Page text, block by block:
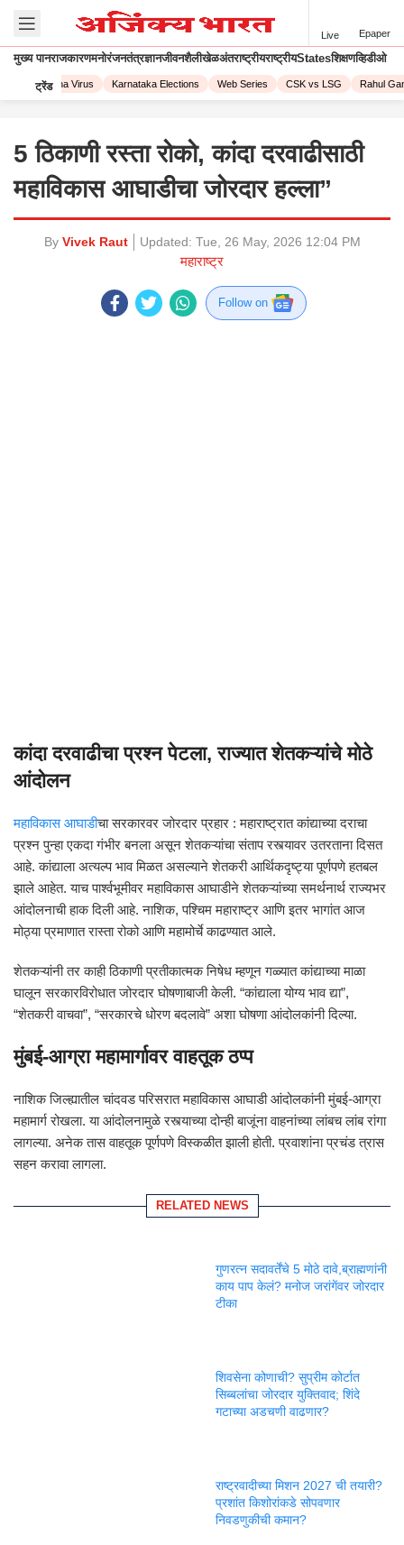
Live Epaper
मुख्य पानराजकारणमनोरंजनतंत्रज्ञानजीवनशैलीखेळअंतराष्ट्रीयराष्ट्रीयStatesशिक्षणव्हिडीओ
ट्रेंड
Corona Virus Karnataka Elections Web Series CSK vs LSG Rahul
5 ठिकाणी रस्ता रोको, कांदा दरवाढीसाठी
महाविकास आघाडीचा जोरदार हल्ला”
By Vivek Raut Updated: Tue, 26 May, 2026 12:04 PM
महाराष्ट्र
Follow on
कांदा दरवाढीचा प्रश्न पेटला, राज्यात शेतकऱ्यांचे मोठे
आंदोलन
महाविकास आघाडीचा सरकारवर जोरदार प्रहार : महाराष्ट्रात कांद्याच्या दराचा
प्रश्न पुन्हा एकदा गंभीर बनला असून शेतकऱ्यांचा संताप रस्त्यावर उतरताना दिसत
आहे. कांद्याला अत्यल्प भाव मिळत असल्याने शेतकरी आर्थिकदृष्ट्या पूर्णपणे हतबल
झाले आहेत. याच पार्श्वभूमीवर महाविकास आघाडीने शेतकऱ्यांच्या समर्थनार्थ राज्यभर
आंदोलनाची हाक दिली आहे. नाशिक, पश्चिम महाराष्ट्र आणि इतर भागांत आज
मोठ्या प्रमाणात रास्ता रोको आणि महामोर्चे काढण्यात आले.
शेतकऱ्यांनी तर काही ठिकाणी प्रतीकात्मक निषेध म्हणून गळ्यात कांद्याच्या माळा
घालून सरकारविरोधात जोरदार घोषणाबाजी केली. “कांद्याला योग्य भाव द्या”,
“शेतकरी वाचवा”, “सरकारचे धोरण बदलावे” अशा घोषणा आंदोलकांनी दिल्या.
मुंबई-आग्रा महामार्गावर वाहतूक ठप्प
नाशिक जिल्ह्यातील चांदवड परिसरात महाविकास आघाडी आंदोलकांनी मुंबई-आग्रा
महामार्ग रोखला. या आंदोलनामुळे रस्त्याच्या दोन्ही बाजूंना वाहनांच्या लांबच लांब रांगा
लागल्या. अनेक तास वाहतूक पूर्णपणे विस्कळीत झाली होती. प्रवाशांना प्रचंड त्रास
सहन करावा लागला.
RELATED NEWS
गुणरत्न सदावर्तेंचे 5 मोठे दावे,ब्राह्मणांनी
काय पाप केलं? मनोज जरांगेंवर जोरदार
टीका
शिवसेना कोणाची? सुप्रीम कोर्टात
सिब्बलांचा जोरदार युक्तिवाद; शिंदे
गटाच्या अडचणी वाढणार?
राष्ट्रवादीच्या मिशन 2027 ची तयारी?
प्रशांत किशोरांकडे सोपवणार
निवडणुकीची कमान?